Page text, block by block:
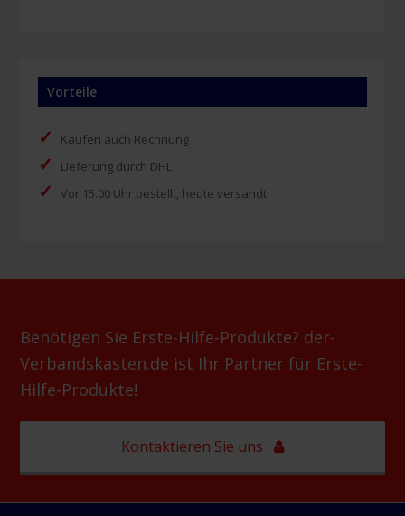
Vorteile
✓ Kaufen auch Rechnung
✓ Lieferung durch DHL
✓ Vor 15.00 Uhr bestellt, heute versandt
Benötigen Sie Erste-Hilfe-Produkte? der-
Verbandskasten.de ist Ihr Partner für Erste-
Hilfe-Produkte!
Kontaktieren Sie uns